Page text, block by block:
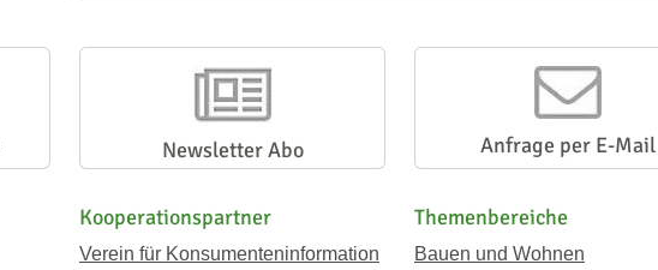
Newsletter Abo Anfrage per E-Mail
Kooperationspartner
Verein für Konsumenteninformation
Themenbereiche
Bauen und Wohnen